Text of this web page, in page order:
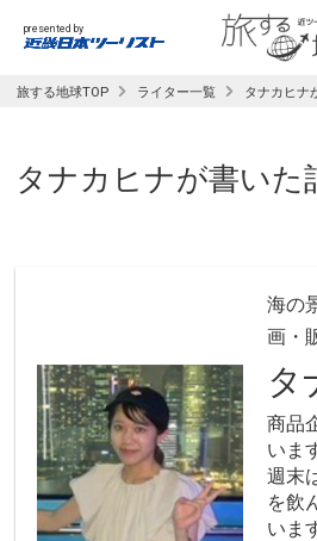
presented by
旅する地球TOP ライター一覧 タナカヒナ
タナカヒナが書いた
海の
画・
タ
商品
いま
週末
を飲
いま